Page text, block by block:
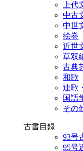
上代
中古
中世
絵巻
近世
草双
古典
和歌
連歌
国語
その
古書目録
93号
95号